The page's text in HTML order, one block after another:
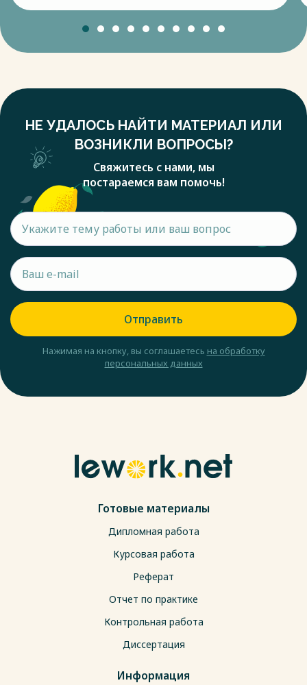
НЕ УДАЛОСЬ НАЙТИ МАТЕРИАЛ ИЛИ
ВОЗНИКЛИ ВОПРОСЫ?
Свяжитесь с нами, мы
постараемся вам помочь!
Отправить
Нажимая на кнопку, вы соглашаетесь на обработку
персональных данных
Готовые материалы
Дипломная работа
Курсовая работа
Реферат
Отчет по практике
Контрольная работа
Диссертация
Информация